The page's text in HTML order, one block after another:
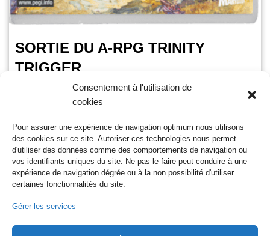
Consentement à l'utilisation de
cookies
Pour assurer une expérience de navigation optimum nous utilisons
des cookies sur ce site. Autoriser ces technologies nous permet
d'utiliser des données comme des comportements de navigation ou
vos identifiants uniques du site. Ne pas le faire peut conduire à une
expérience de navigation dégrée ou à la non possibilité d'utiliser
certaines fonctionnalités du site.
Gérer les services
SORTIE DU A-RPG TRINITY
TRIGGER
OursGamer 16 mai 2023
C’est aujourd’hui le 16 mai 2023 que sort l’action-rpg Trinity
Trigger. Le titre se veut proche des jeux sortis dans les
années 90. On y incarne… Lire la suite »